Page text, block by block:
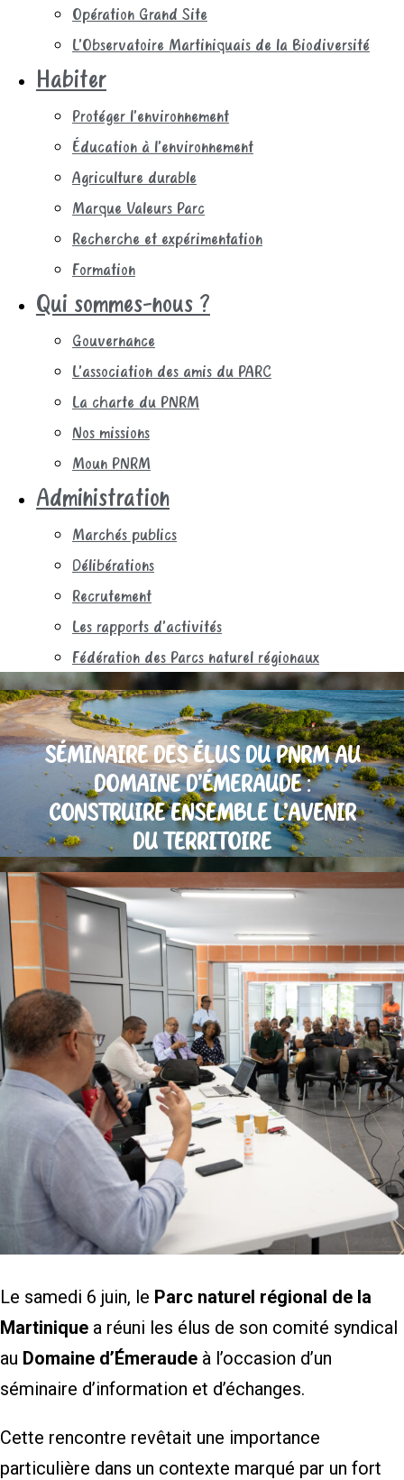
Opération Grand Site
L’Observatoire Martiniquais de la Biodiversité
Habiter
Protéger l’environnement
Éducation à l’environnement
Agriculture durable
Marque Valeurs Parc
Recherche et expérimentation
Formation
Qui sommes-nous ?
Gouvernance
L’association des amis du PARC
La charte du PNRM
Nos missions
Moun PNRM
Administration
Marchés publics
Délibérations
Recrutement
Les rapports d’activités
Fédération des Parcs naturel régionaux
SÉMINAIRE DES ÉLUS DU PNRM AU
DOMAINE D’ÉMERAUDE :
CONSTRUIRE ENSEMBLE L’AVENIR
DU TERRITOIRE
Le samedi 6 juin, le Parc naturel régional de la
Martinique a réuni les élus de son comité syndical
au Domaine d’Émeraude à l’occasion d’un
séminaire d’information et d’échanges.
Cette rencontre revêtait une importance
particulière dans un contexte marqué par un fort